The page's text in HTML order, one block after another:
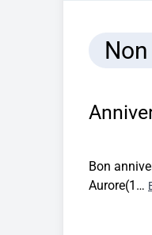
Bon
Aurore(1…